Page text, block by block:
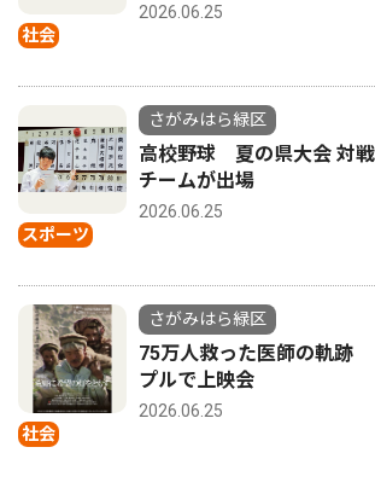
社会
2026.06.25
スポーツ
さがみはら緑区
高校野球 夏の県大会 対
チームが出場
2026.06.25
社会
さがみはら緑区
75万人救った医師の軌
プルで上映会
2026.06.25